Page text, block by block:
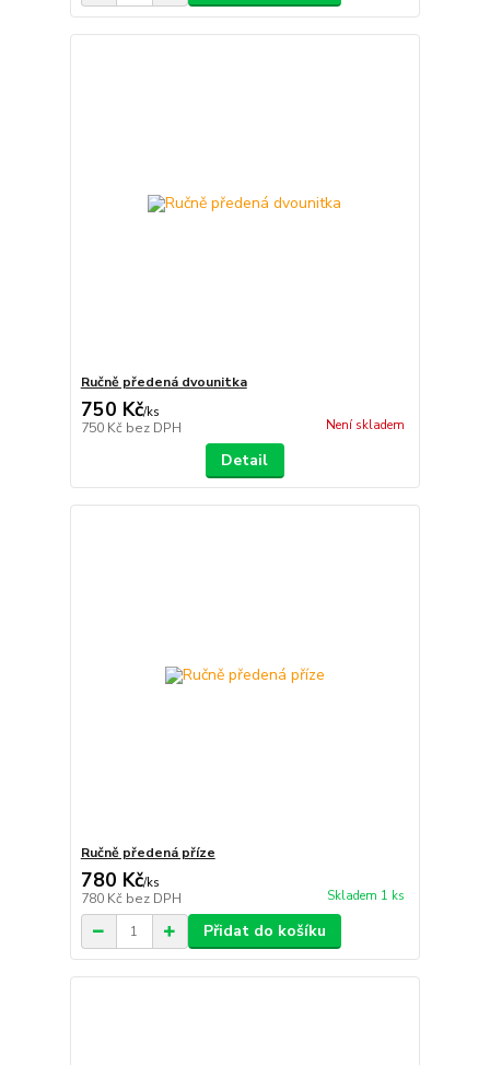
Ručně předená dvounitka
750 Kč/ks
750 Kč bez DPH Není skladem
Detail
Ručně předená příze
780 Kč/ks
780 Kč bez DPH Skladem 1 ks
Přidat do košíku